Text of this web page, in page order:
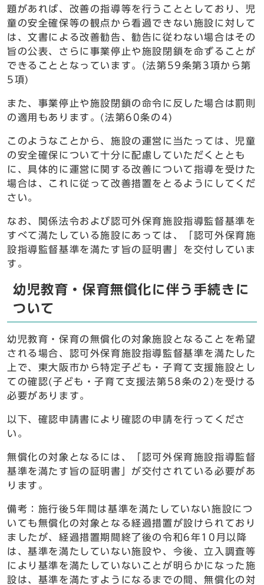
題があれば、改善の指導等を行うこととしており、児
童の安全確保等の観点から看過できない施設に対して
は、文書による改善勧告、勧告に従わない場合はその
旨の公表、さらに事業停止や施設閉鎖を命ずることが
できることとなっています。(法第59条第3項から第
5項)
また、事業停止や施設閉鎖の命令に反した場合は罰則
の適用もあります。(法第60条の4)
このようなことから、施設の運営に当たっては、児童
の安全確保について十分に配慮していただくととも
に、具体的に運営に関する改善について指導を受けた
場合は、これに従って改善措置をとるようにしてくだ
さい。
なお、関係法令および認可外保育施設指導監督基準を
すべて満たしている施設にあっては、「認可外保育施
設指導監督基準を満たす旨の証明書」を交付していま
す。
幼児教育・保育無償化に伴う手続きに
ついて
幼児教育・保育の無償化の対象施設となることを希望
される場合、認可外保育施設指導監督基準を満たした
上で、東大阪市から特定子ども・子育て支援施設とし
ての確認(子ども・子育て支援法第58条の2)を受ける
必要があります。
以下、確認申請書により確認の申請を行ってくださ
い。
無償化の対象となるには、「認可外保育施設指導監督
基準を満たす旨の証明書」が交付されている必要があ
ります。
備考：施行後5年間は基準を満たしていない施設につ
いても無償化の対象となる経過措置が設けられており
ましたが、経過措置期間終了後の令和6年10月以降
は、基準を満たしていない施設や、今後、立入調査等
により基準を満たしていないことが明らかになった施
設は、基準を満たすようになるまでの間、無償化の対